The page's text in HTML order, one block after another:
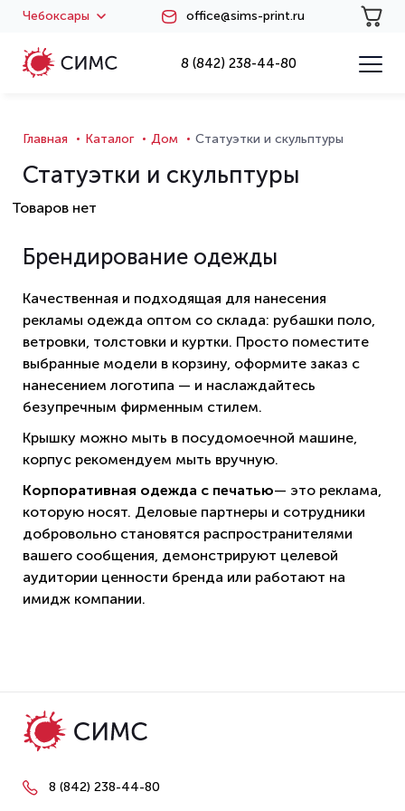
Чебоксары office@sims-print.ru
8 (842) 238-44-80
Главная Каталог Дом Статуэтки и скульптуры
Статуэтки и скульптуры
Товаров нет
Брендирование одежды
Качественная и подходящая для нанесения
рекламы одежда оптом со склада: рубашки поло,
ветровки, толстовки и куртки. Просто поместите
выбранные модели в корзину, оформите заказ с
нанесением логотипа — и наслаждайтесь
безупречным фирменным стилем.
Крышку можно мыть в посудомоечной машине,
корпус рекомендуем мыть вручную.
Корпоративная одежда с печатью— это реклама,
которую носят. Деловые партнеры и сотрудники
добровольно становятся распространителями
вашего сообщения, демонстрируют целевой
аудитории ценности бренда или работают на
имидж компании.
8 (842) 238-44-80